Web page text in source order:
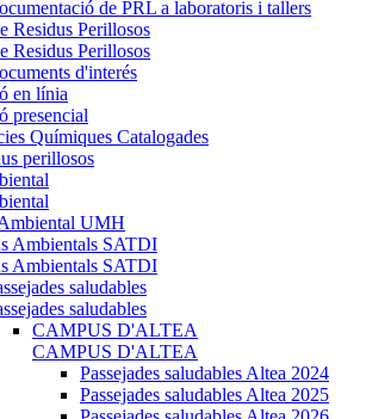
de PRL a laboratoris i tallers
Residus Perillosos
Residus Perillosos
d'interés
en línia
presencial
Químiques Catalogades
perillosos
UMH
Ambientals SATDI
Ambientals SATDI
saludables
saludables
CAMPUS D'ALTEA
CAMPUS D'ALTEA
Passejades saludables Altea 2024
Passejades saludables Altea 2025